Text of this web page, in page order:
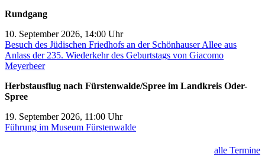
Rundgang
10. September 2026, 14:00 Uhr
Besuch des Jüdischen Friedhofs an der Schönhauser Allee aus
Anlass der 235. Wiederkehr des Geburtstags von Giacomo
Meyerbeer
Herbstausflug nach Fürstenwalde/Spree im Landkreis Oder-
Spree
19. September 2026, 11:00 Uhr
Führung im Museum Fürstenwalde
alle Termine